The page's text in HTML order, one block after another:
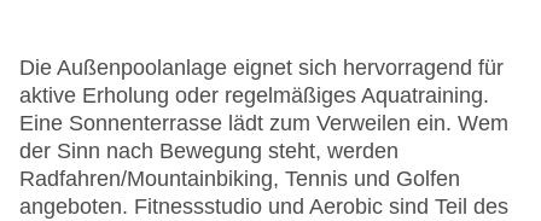
Die Außenpoolanlage eignet sich hervorragend für
aktive Erholung oder regelmäßiges Aquatraining.
Eine Sonnenterrasse lädt zum Verweilen ein. Wem
der Sinn nach Bewegung steht, werden
Radfahren/Mountainbiking, Tennis und Golfen
angeboten. Fitnessstudio und Aerobic sind Teil des